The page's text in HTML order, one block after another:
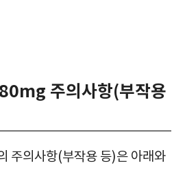
주의사항(부작용
주의사항(부작용 등)은 아래와